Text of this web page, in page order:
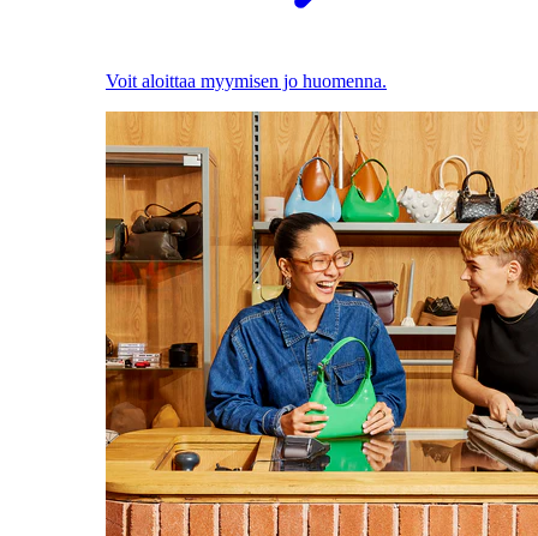
Voit aloittaa myymisen jo huomenna.